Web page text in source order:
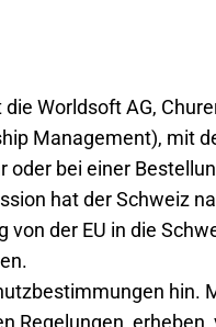
Worldsoft AG,
Management), mit
bei einer
hat der Schweiz
der EU in die
hin.